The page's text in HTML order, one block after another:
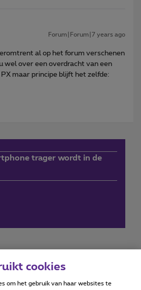
Forum|Forum|7 years ago
al op het forum verschenen
wel over een overdracht van een
maar principe blijft het zelfde:
trager wordt in de
cookies
om het gebruik van haar websites te